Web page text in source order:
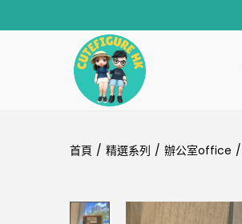
首頁 / 精選系列 / 辦公室office /